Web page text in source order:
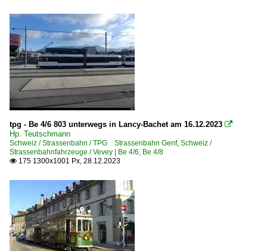
tpg - Be 4/6 803 unterwegs in Lancy-Bachet am 16.12.2023 
Hp. Teutschmann
Schweiz / Strassenbahn / TPG Strassenbahn Genf, Schweiz /
Strassenbahnfahrzeuge / Vevey | Be 4/6, Be 4/8
 175 1300x1001 Px, 28.12.2023